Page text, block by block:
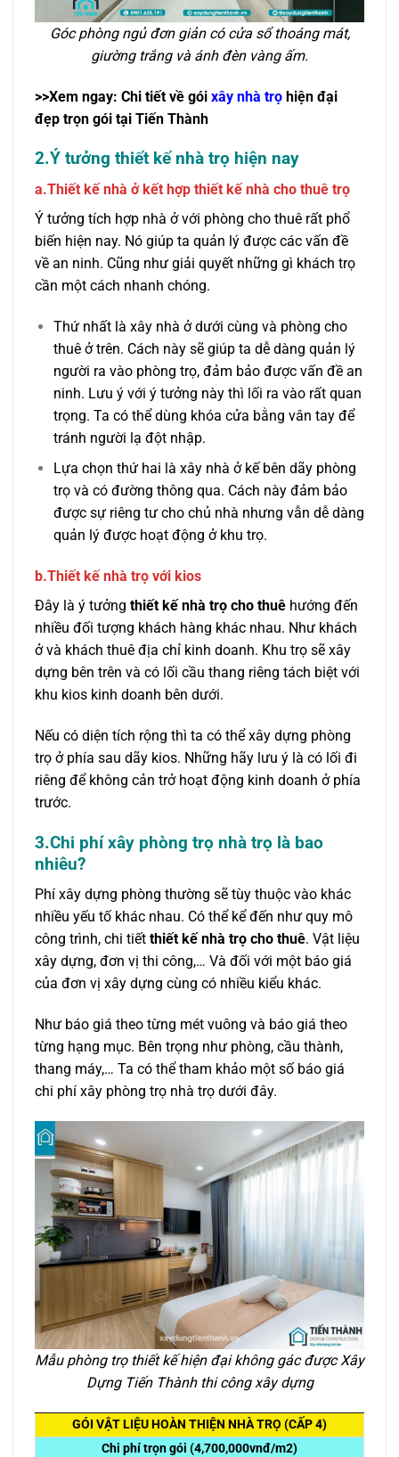
Góc phòng ngủ đơn giản có cửa sổ thoáng mát,
giường trắng và ánh đèn vàng ấm.
>>Xem ngay: Chi tiết về gói xây nhà trọ hiện đại
đẹp trọn gói tại Tiến Thành
2.Ý tưởng thiết kế nhà trọ hiện nay
a.Thiết kế nhà ở kết hợp thiết kế nhà cho thuê trọ
Ý tưởng tích hợp nhà ở với phòng cho thuê rất phổ
biến hiện nay. Nó giúp ta quản lý được các vấn đề
về an ninh. Cũng như giải quyết những gì khách trọ
cần một cách nhanh chóng.
Thứ nhất là xây nhà ở dưới cùng và phòng cho
thuê ở trên. Cách này sẽ giúp ta dễ dàng quản lý
người ra vào phòng trọ, đảm bảo được vấn đề an
ninh. Lưu ý với ý tưởng này thì lối ra vào rất quan
trọng. Ta có thể dùng khóa cửa bằng vân tay để
tránh người lạ đột nhập.
Lựa chọn thứ hai là xây nhà ở kế bên dãy phòng
trọ và có đường thông qua. Cách này đảm bảo
được sự riêng tư cho chủ nhà nhưng vẫn dễ dàng
quản lý được hoạt động ở khu trọ.
b.Thiết kế nhà trọ với kios
Đây là ý tưởng thiết kế nhà trọ cho thuê hướng đến
nhiều đối tượng khách hàng khác nhau. Như khách
ở và khách thuê địa chỉ kinh doanh. Khu trọ sẽ xây
dựng bên trên và có lối cầu thang riêng tách biệt với
khu kios kinh doanh bên dưới.
Nếu có diện tích rộng thì ta có thể xây dựng phòng
trọ ở phía sau dãy kios. Những hãy lưu ý là có lối đi
riêng để không cản trở hoạt động kinh doanh ở phía
trước.
3.Chi phí xây phòng trọ nhà trọ là bao
nhiêu?
Phí xây dựng phòng thường sẽ tùy thuộc vào khác
nhiều yếu tố khác nhau. Có thể kể đến như quy mô
công trình, chi tiết thiết kế nhà trọ cho thuê. Vật liệu
xây dựng, đơn vị thi công,… Và đối với một báo giá
của đơn vị xây dựng cùng có nhiều kiểu khác.
Như báo giá theo từng mét vuông và báo giá theo
từng hạng mục. Bên trọng như phòng, cầu thành,
thang máy,… Ta có thể tham khảo một số báo giá
chi phí xây phòng trọ nhà trọ dưới đây.
Mẫu phòng trọ thiết kế hiện đại không gác được Xây
Dựng Tiến Thành thi công xây dựng
GÓI VẬT LIỆU HOÀN THIỆN NHÀ TRỌ (CẤP 4)
Chi phí trọn gói (4,700,000vnđ/m2)